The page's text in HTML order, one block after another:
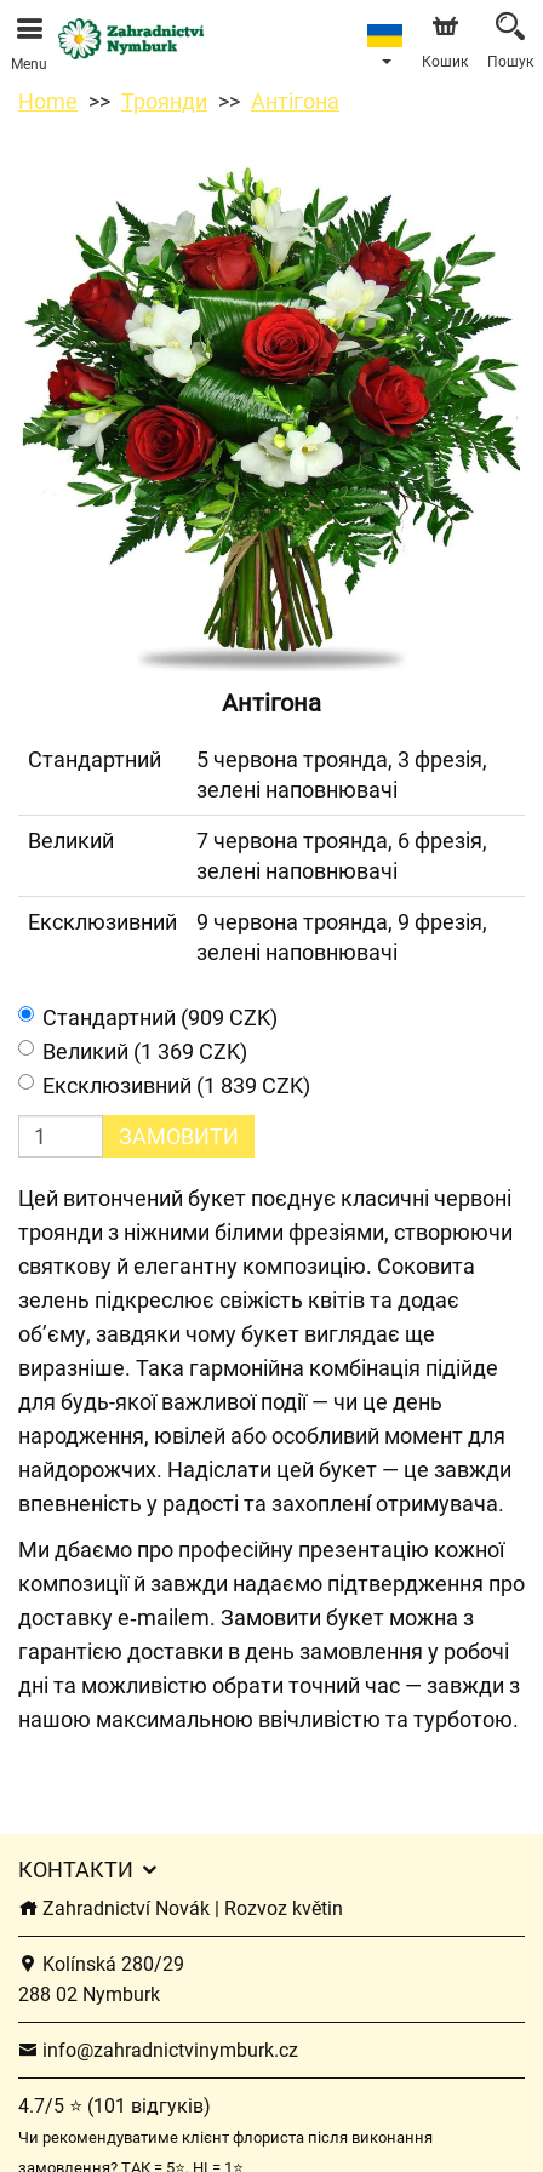
Ми приймаємо замовлення через наш інтернет-
магазин. Найближча можлива дата доставки —
11.08.2026 у зв’язку з відпусткою.
Menu Кошик Пошук
Home Троянди Антігона
Антігона
Cтандартний
5 червона троянда, 3 фрезія,
зелені наповнювачі
Великий
7 червона троянда, 6 фрезія,
зелені наповнювачі
Ексклюзивний
9 червона троянда, 9 фрезія,
зелені наповнювачі
Cтандартний (909 CZK)
Великий (1 369 CZK)
Ексклюзивний (1 839 CZK)
ЗАМОВИТИ
Цей витончений букет поєднує класичні червоні
троянди з ніжними білими фрезіями, створюючи
святкову й елегантну композицію. Соковита
зелень підкреслює свіжість квітів та додає
об’єму, завдяки чому букет виглядає ще
виразніше. Така гармонійна комбінація підійде
для будь-якої важливої події — чи це день
народження, ювілей або особливий момент для
найдорожчих. Надіслати цей букет — це завжди
впевненість у радості та захопленí отримувача.
Ми дбаємо про професійну презентацію кожної
композиції й завжди надаємо підтвердження про
доставку e‑mailem. Замовити букет можна з
гарантією доставки в день замовлення у робочі
дні та можливістю обрати точний час — завжди з
нашою максимальною ввічливістю та турботою.
КОНТАКТИ
Zahradnictví Novák | Rozvoz květin
Kolínská 280/29
288 02 Nymburk
info@zahradnictvinymburk.cz
4.7/5 ⭐ (101 відгуків)
Чи рекомендуватиме клієнт флориста після виконання
замовлення? ТАК = 5⭐, НІ = 1⭐